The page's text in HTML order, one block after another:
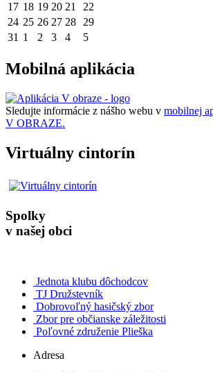
17 18 19 20 21 22
24 25 26 27 28 29
31 1 2 3 4 5
Mobilná aplikácia
Sledujte informácie z nášho webu v mobilnej
V OBRAZE.
Virtuálny cintorín
Spolky
v našej obci
Jednota klubu dôchodcov
TJ Družstevník
Dobrovoľný hasičský zbor
Zbor pre občianske záležitosti
Poľovné združenie Plieška
Adresa